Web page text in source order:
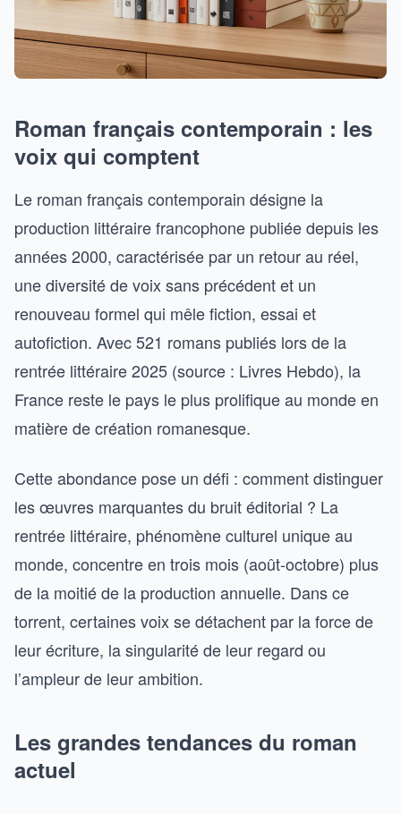
Roman français contemporain : les
voix qui comptent
Le roman français contemporain désigne la
production littéraire francophone publiée depuis les
années 2000, caractérisée par un retour au réel,
une diversité de voix sans précédent et un
renouveau formel qui mêle fiction, essai et
autofiction. Avec 521 romans publiés lors de la
rentrée littéraire 2025 (source : Livres Hebdo), la
France reste le pays le plus prolifique au monde en
matière de création romanesque.
Cette abondance pose un défi : comment distinguer
les œuvres marquantes du bruit éditorial ? La
rentrée littéraire, phénomène culturel unique au
monde, concentre en trois mois (août-octobre) plus
de la moitié de la production annuelle. Dans ce
torrent, certaines voix se détachent par la force de
leur écriture, la singularité de leur regard ou
l’ampleur de leur ambition.
Les grandes tendances du roman
actuel